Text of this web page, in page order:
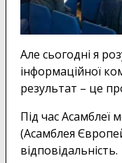
Але сьогодні я
інформаційної
результат – це
Під час Асамблеї
(Асамблея
відповідальність.